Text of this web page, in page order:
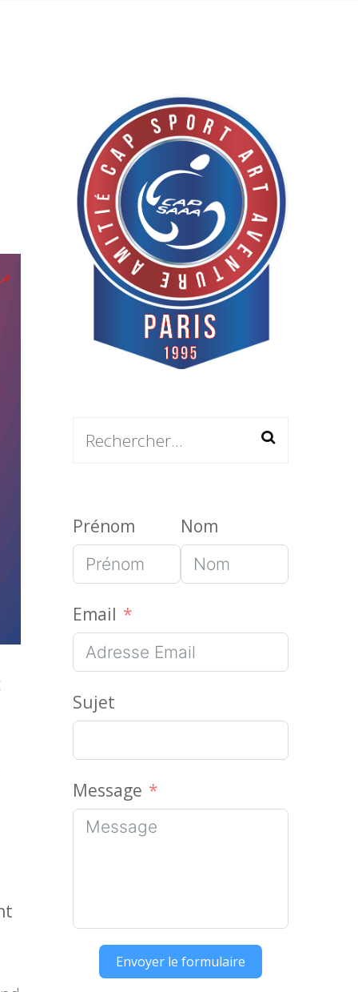
Gymnase Charles Rigoulot
Rechercher :
Prénom Nom
Email
Sujet
Message
Envoyer le formulaire